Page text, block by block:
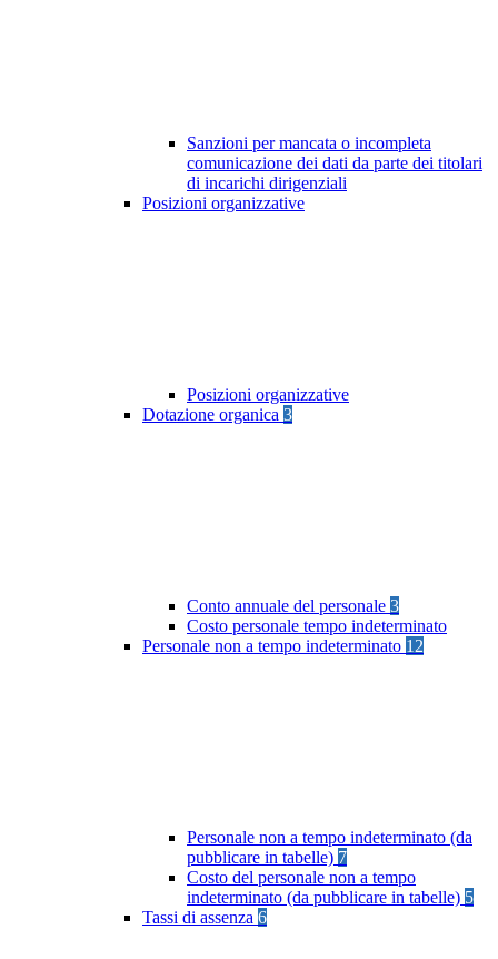
Sanzioni per mancata o incompleta
comunicazione dei dati da parte dei titolari
di incarichi dirigenziali
Posizioni organizzative
Posizioni organizzative
Dotazione organica 3
Conto annuale del personale 3
Costo personale tempo indeterminato
Personale non a tempo indeterminato 12
Personale non a tempo indeterminato (da
pubblicare in tabelle) 7
Costo del personale non a tempo
indeterminato (da pubblicare in tabelle) 5
Tassi di assenza 6